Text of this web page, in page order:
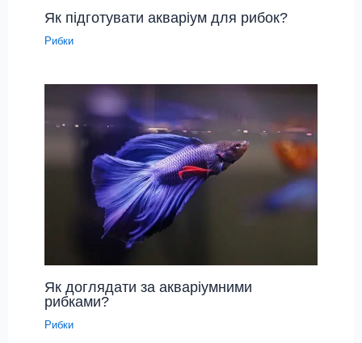
Як підготувати акваріум для рибок?
Рибки
Як доглядати за акваріумними
рибками?
Рибки